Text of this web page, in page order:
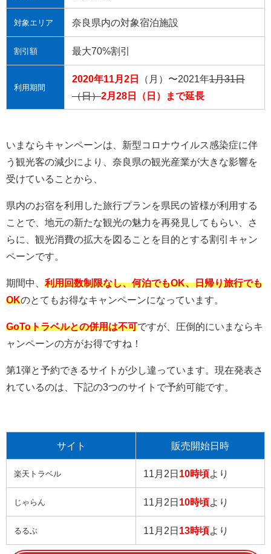
対象エリア 奈良県内の対象宿泊施設
割引額 最大70%割引
利用期間
2020年11月2日 （月）〜2021年1月31日
（日）2月28日（日）まで延長
いまならキャンペーンは、 新型コロナウイルス感染症に伴
う観光客の減少により、奈良県の観光産業が大きな影響を
受けていることから、
県内のお宿を利用した旅行プランを県民の皆様が利用する
ことで、地元の新たな観光の魅力を再発見してもらい、
さ
らに、観光消費の拡大を図ることを目的とする割引キャン
ペーンです。
期間中、 利用回数制限なし、何泊でもOK、日帰り旅行でも
OKのとてもお得なキャンペーンになっています。
GoToトラベルとの併用は不可ですが、圧倒的にいまならキ
ャンペーンの方がお得ですね！
第1弾と予約できるサイトが少し違っています。現在発表さ
れているのは、下記の3つのサイトで予約可能です。
サイト 販売開始日時
楽天トラベル 11月2日 10時頃 より
じゃらん 11月2日 10時頃 より
るるぶ 11月2日 13時頃 より